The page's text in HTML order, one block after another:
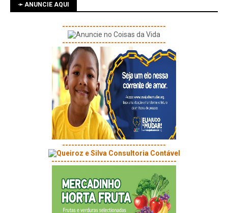
➛ ANUNCIE AQUI
----------------------------------
----------------------------------
----------------------------------
-----------------------------------------